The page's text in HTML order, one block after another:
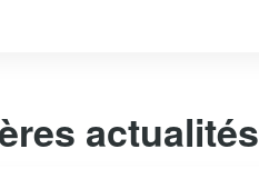
actualités